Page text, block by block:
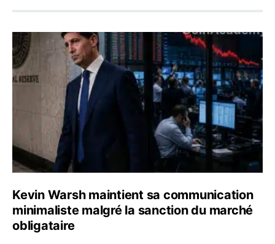
Kevin Warsh maintient sa communication minimaliste
Kevin Warsh maintient sa communication
minimaliste malgré la sanction du marché
obligataire